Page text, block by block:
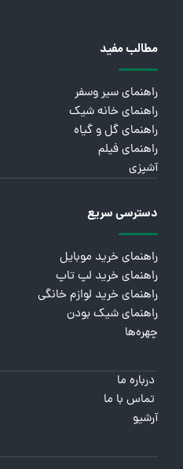
مطالب مفید
راهنمای سیر وسفر
راهنمای خانه شیک
راهنمای گل و گیاه
راهنمای فیلم
آشپزی
دسترسی سریع
راهنمای خرید موبایل
راهنمای خرید لپ تاپ
راهنمای خرید لوازم خانگی
راهنمای شیک بودن
چهره‌ها
درباره ما
تماس با ما
آرشیو